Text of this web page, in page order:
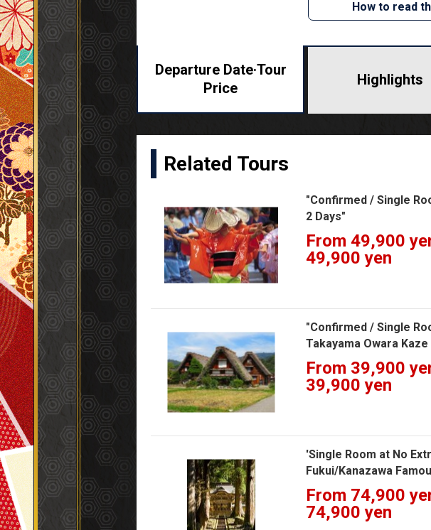
How to read
Departure Date·Tour
Price
Highlights
Related Tours
"Confirmed / Single
2 Days"
From 49,900
49,900 yen
"Confirmed / Single
Takayama Owara Kaze
From 39,900
39,900 yen
'Single Room at No
Fukui/Kanazawa
From 74,900
74,900 yen